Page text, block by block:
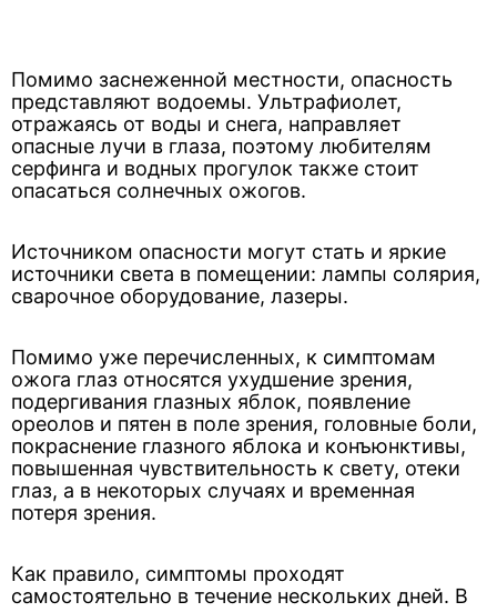
Помимо заснеженной местности, опасность
представляют водоемы. Ультрафиолет,
отражаясь от воды и снега, направляет
опасные лучи в глаза, поэтому любителям
серфинга и водных прогулок также стоит
опасаться солнечных ожогов.
Источником опасности могут стать и яркие
источники света в помещении: лампы солярия,
сварочное оборудование, лазеры.
Помимо уже перечисленных, к симптомам
ожога глаз относятся ухудшение зрения,
подергивания глазных яблок, появление
ореолов и пятен в поле зрения, головные боли,
покраснение глазного яблока и конъюнктивы,
повышенная чувствительность к свету, отеки
глаз, а в некоторых случаях и временная
потеря зрения.
Как правило, симптомы проходят
самостоятельно в течение нескольких дней. В